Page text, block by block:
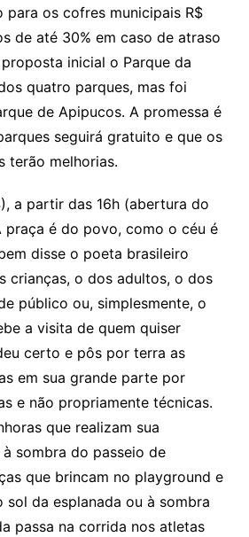
para os cofres municipais R$
de até 30% em caso de atraso
inicial o Parque da
quatro parques, mas foi
de Apipucos. A promessa é
seguirá gratuito e que os
terão melhorias.
a partir das 16h (abertura do
praça é do povo, como o céu é
disse o poeta brasileiro
crianças, o dos adultos, o dos
público ou, simplesmente, o
a visita de quem quiser
certo e pôs por terra as
em sua grande parte por
e não propriamente técnicas.
que realizam sua
sombra do passeio de
que brincam no playground e
da esplanada ou à sombra
passa na corrida nos atletas